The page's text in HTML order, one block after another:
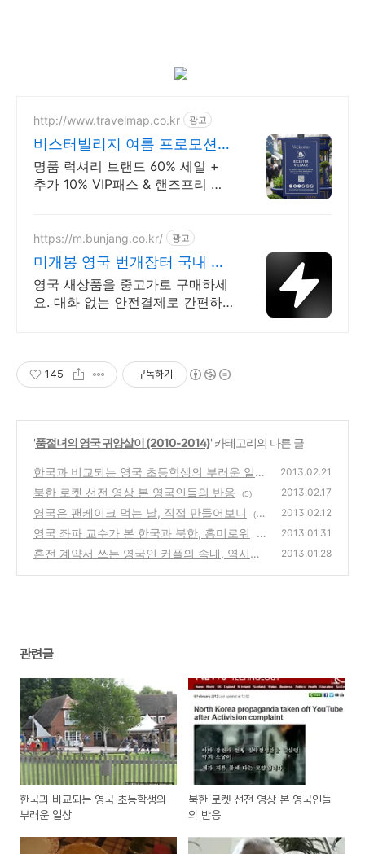
http://www.travelmap.co.kr 광고
비스터빌리지 여름 프로모션
트래블맵
명품 럭셔리 브랜드 60% 세일 +
추가 10% VIP패스 & 핸즈프리 쇼
쇼핑 제공
https://m.bunjang.co.kr/ 광고
미개봉 영국 번개장터 국내 최
대 브랜드 중고거래
영국 새상품을 중고가로 구매하세
요. 대화 없는 안전결제로 간편하
145 구독하기
'품절녀의 영국 귀양살이 (2010-2014)' 카테고리의 다른 글
한국과 비교되는 영국 초등학생의 부러운 일상
(17)
2013.02.21
북한 로켓 선전 영상 본 영국인들의 반응 (5) 2013.02.17
영국은 팬케이크 먹는 날, 직접 만들어보니
(1
1)
2013.02.12
영국 좌파 교수가 본 한국과 북한, 흥미로워
(3
3)
2013.01.31
혼전 계약서 쓰는 영국인 커플의 속내, 역시나 2013.01.28
관련글
한국과 비교되는 영국 초등학생의
부러운 일상
북한 로켓 선전 영상 본 영국인들
의 반응